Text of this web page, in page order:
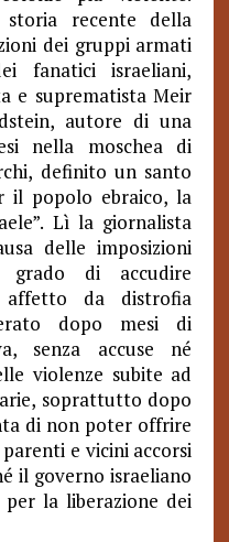
recente della
dei gruppi armati
fanatici israeliani,
e suprematista Meir
autore di una
nella moschea di
definito un santo
il popolo ebraico, la
Lì la giornalista
delle imposizioni
di accudire
affetto da distrofia
dopo mesi di
senza accuse né
violenze subite ad
soprattutto dopo
di non poter offrire
e vicini accorsi
il governo israeliano
la liberazione dei